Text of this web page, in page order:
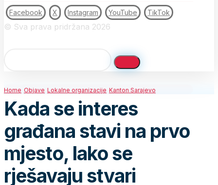
Facebook X Instagram YouTube TikTok
© Sva prava pridržana 2026
Home Objave Lokalne organizacije Kanton Sarajevo
Kada se interes
građana stavi na prvo
mjesto, lako se
rješavaju stvari